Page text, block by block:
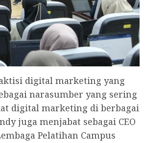
digital marketing yang
narasumber yang sering
digital marketing di berbagai
juga menjabat sebagai CEO
Pelatihan Campus